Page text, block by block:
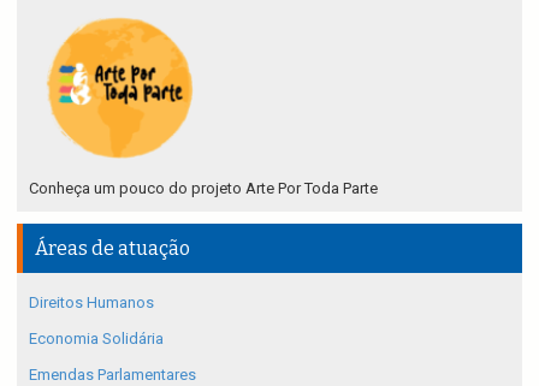
Conheça um pouco do projeto Arte Por Toda Parte
Áreas de atuação
Direitos Humanos
Economia Solidária
Emendas Parlamentares